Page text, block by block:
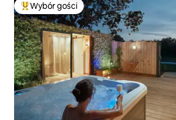
Najpopularniejsze z kategorii Wybór gości
Wybór gości